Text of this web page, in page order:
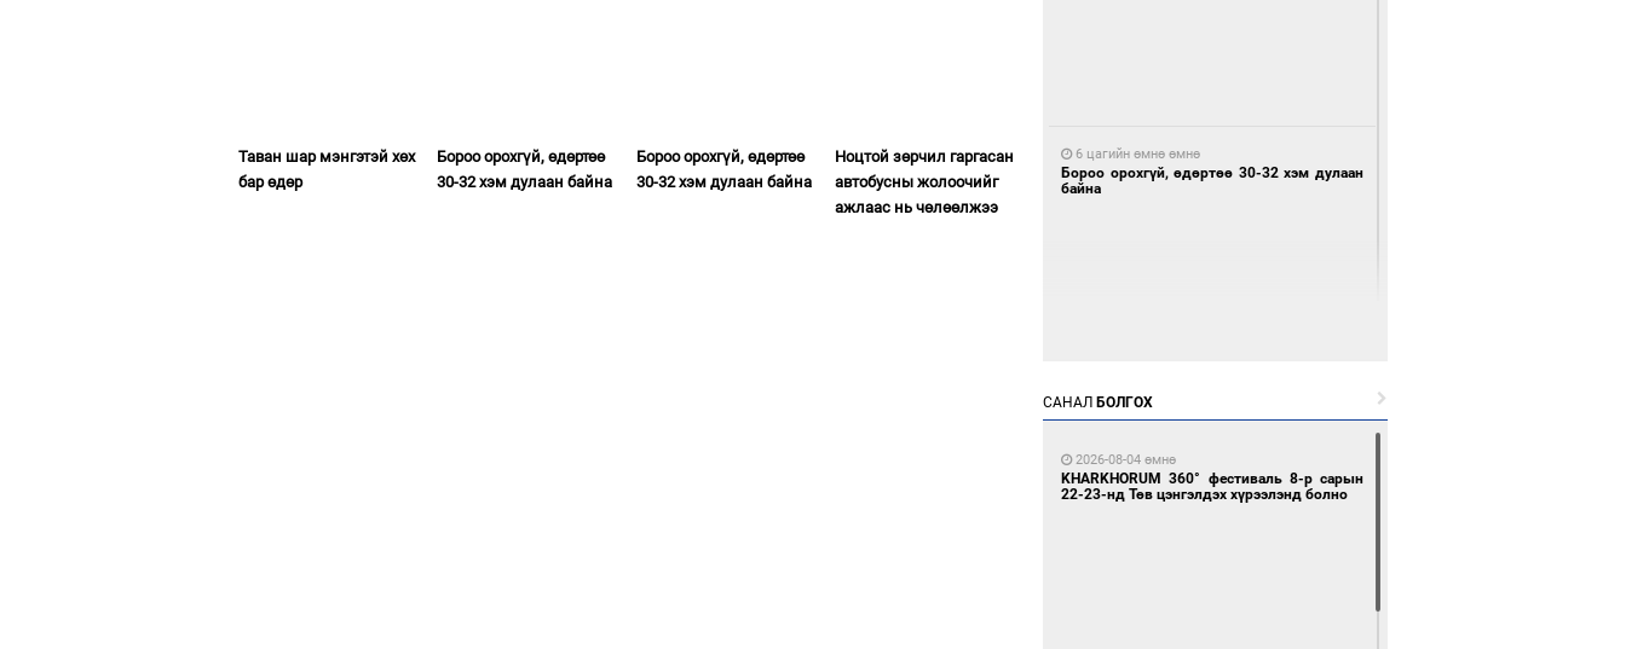
Таван шар мэнгэтэй хөх
бар өдөр
Бороо орохгүй, өдөртөө
30-32 хэм дулаан байна
Бороо орохгүй, өдөртөө
30-32 хэм дулаан байна
Ноцтой зөрчил гаргасан
автобусны жолоочийг
ажлаас нь чөлөөлжээ
6 цагийн өмнө өмнө
Бороо орохгүй, өдөртөө 30-32 хэм дулаан
байна
1 өдрийн өмнө өмнө
САНАЛ БОЛГОХ
2026-08-04 өмнө
KHARKHORUM 360° фестиваль 8-р сарын
22-23-нд Төв цэнгэлдэх хүрээлэнд болно